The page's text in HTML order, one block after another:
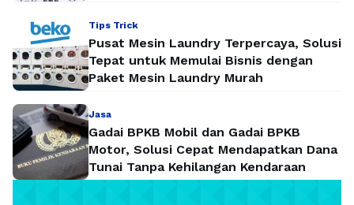
Tips Trick
Pusat Mesin Laundry Terpercaya, Solusi
Tepat untuk Memulai Bisnis dengan
Paket Mesin Laundry Murah
Jasa
Gadai BPKB Mobil dan Gadai BPKB
Motor, Solusi Cepat Mendapatkan Dana
Tunai Tanpa Kehilangan Kendaraan